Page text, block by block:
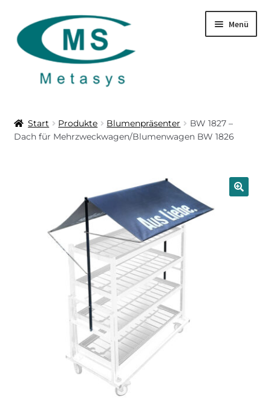
Navigation
springen
Inhalt
springen
Menü
Produkte
Download
Meine Preisanfrage
Start Produkte Blumenpräsenter
BW 1827 –
Dach für Mehrzweckwagen/Blumenwagen BW 1826